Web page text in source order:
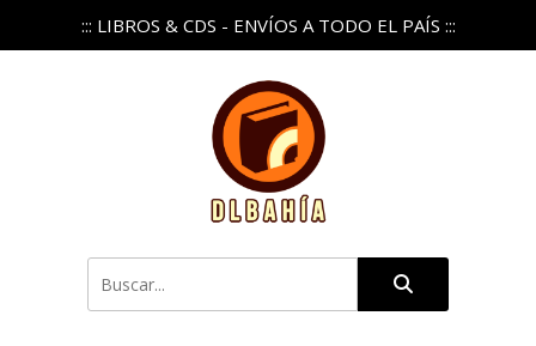
::: LIBROS & CDS - ENVÍOS A TODO EL PAÍS :::